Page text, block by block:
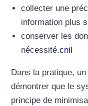
collecter une
information plus
conserver les
nécessité.cnil
Dans la pratique,
démontrer que le
principe de